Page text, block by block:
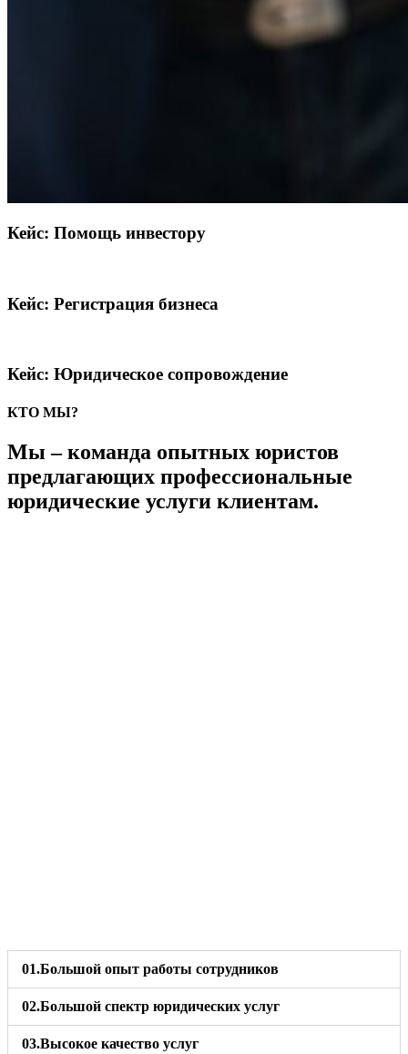
Кейс: Помощь инвестору
Кейс: Регистрация бизнеса
Кейс: Юридическое сопровождение
КТО МЫ?
Мы – команда опытных юристов
предлагающих профессиональные
юридические услуги клиентам.
01.Большой опыт работы сотрудников
02.Большой спектр юридических услуг
03.Высокое качество услуг